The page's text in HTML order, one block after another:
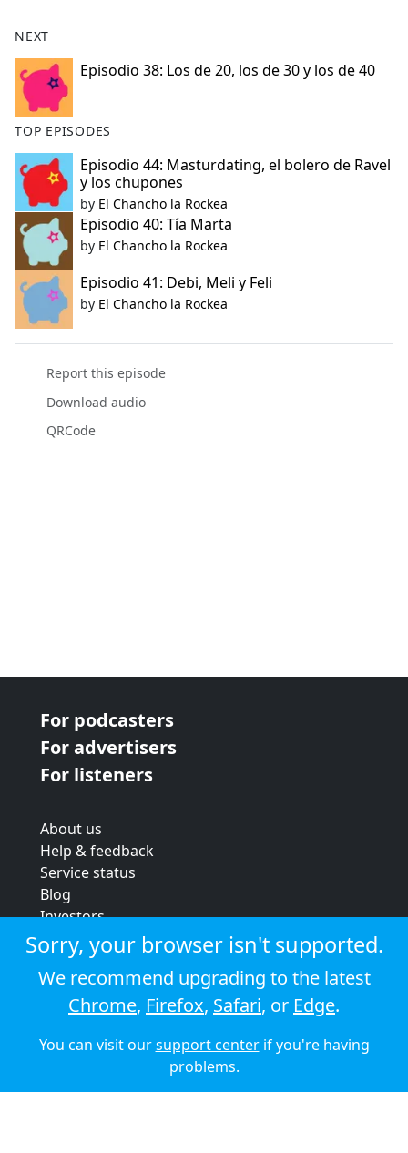
k
NEXT
Episodio 38: Los de 20, los de 30 y los de 40
TOP EPISODES
Episodio 44: Masturdating, el bolero de Ravel
y los chupones
by El Chancho la Rockea
Episodio 40: Tía Marta
by El Chancho la Rockea
Episodio 41: Debi, Meli y Feli
by El Chancho la Rockea
Report this episode
Download audio
QRCode
For podcasters
For advertisers
For listeners
About us
Help & feedback
Service status
Blog
Investors
Strategic review
Terms & conditions
Privacy policy
Cookie policy
© 2026 Audioboom
Sorry, your browser isn't supported.
We recommend upgrading to the latest
Chrome, Firefox, Safari, or Edge.
You can visit oursupport centerif you're having
problems.